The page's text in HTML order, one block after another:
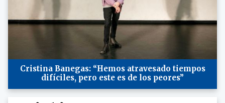
Cristina Banegas: “Hemos atravesado tiempos
difíciles, pero este es de los peores”